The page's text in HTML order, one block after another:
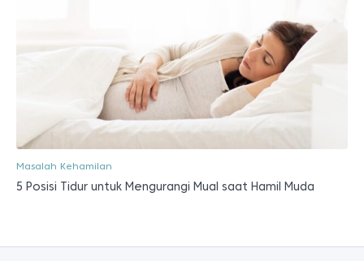
Masalah Kehamilan
5 Posisi Tidur untuk Mengurangi Mual saat Hamil Muda